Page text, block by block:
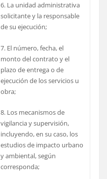
6. La unidad administrativa
solicitante y la responsable
de su ejecución;
7. El número, fecha, el
monto del contrato y el
plazo de entrega o de
ejecución de los servicios u
obra;
8. Los mecanismos de
vigilancia y supervisión,
incluyendo, en su caso, los
estudios de impacto urbano
y ambiental, según
corresponda;